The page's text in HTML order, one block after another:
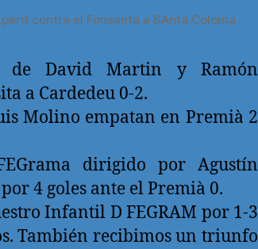
perd contra el Fonsanta a SAnta Coloma
de David Martin y Ramón
a Cardedeu 0-2.
Molino empatan en Premià 2
dirigido por Agustín
4 goles ante el Premià 0.
Infantil D FEGRAM por 1-3
También recibimos un triunfo